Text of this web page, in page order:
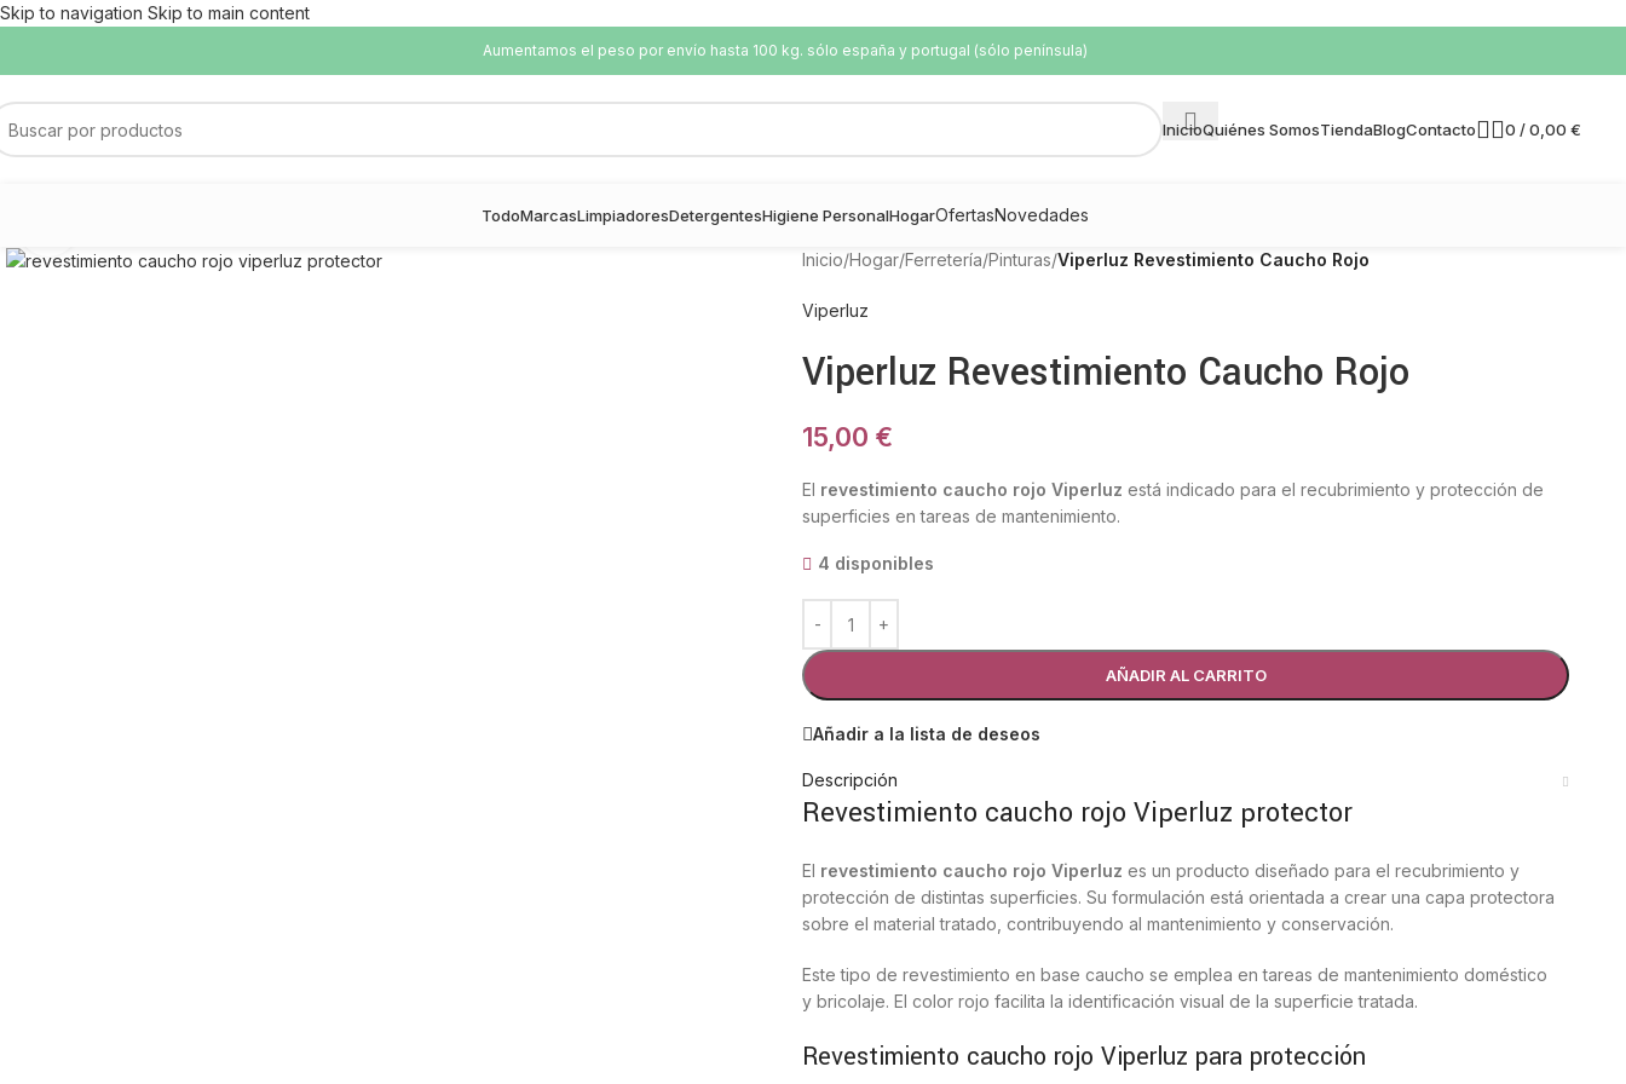
Skip to navigation Skip to main content
Aumentamos el peso por envío hasta 100 kg. sólo españa y portugal (sólo península)
InicioQuiénes SomosTiendaBlogContacto 0 /0,00 €
TodoMarcasLimpiadoresDetergentesHigiene PersonalHogarOfertasNovedades
Inicio/Hogar/Ferretería/Pinturas/Viperluz Revestimiento Caucho Rojo
Viperluz
Viperluz Revestimiento Caucho Rojo
15,00 €
El revestimiento caucho rojo Viperluz está indicado para el recubrimiento y protección de
superficies en tareas de mantenimiento.
4 disponibles
AÑADIR AL CARRITO
Añadir a la lista de deseos
Descripción
Revestimiento caucho rojo Viperluz protector
El revestimiento caucho rojo Viperluz es un producto diseñado para el recubrimiento y
protección de distintas superficies. Su formulación está orientada a crear una capa protectora
sobre el material tratado, contribuyendo al mantenimiento y conservación.
Este tipo de revestimiento en base caucho se emplea en tareas de mantenimiento doméstico
y bricolaje. El color rojo facilita la identificación visual de la superficie tratada.
Revestimiento caucho rojo Viperluz para protección